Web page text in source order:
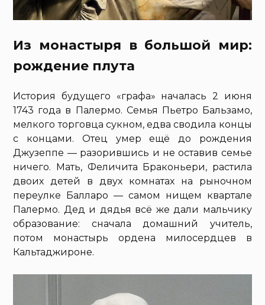
Из монастыря в большой мир:
рождение плута
История будущего «графа» началась 2 июня
1743 года в Палермо. Семья Пьетро Бальзамо,
мелкого торговца сукном, едва сводила концы
с концами. Отец умер ещё до рождения
Джузеппе — разорившись и не оставив семье
ничего. Мать, Феличита Браконьери, растила
двоих детей в двух комнатах на рыночном
переулке Балларо — самом нищем квартале
Палермо. Дед и дядья всё же дали мальчику
образование: сначала домашний учитель,
потом монастырь ордена милосердцев в
Кальтаджироне.